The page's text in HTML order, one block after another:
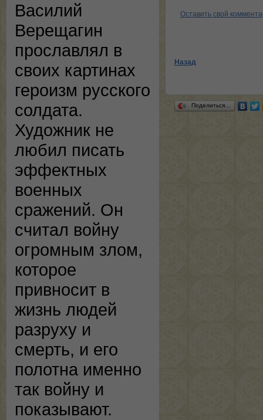
Василий
Верещагин
прославлял в
своих картинах
героизм русского
солдата.
Художник не
любил писать
эффектных
военных
сражений. Он
считал войну
огромным злом,
которое
привносит в
жизнь людей
разруху и
смерть, и его
полотна именно
так войну и
показывают.
Оставить свой
Назад
Поделиться…